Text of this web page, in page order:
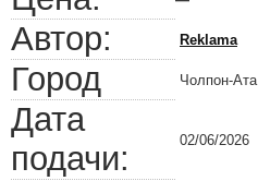
Автор: Reklama
Город Чолпон-Ата
Дата
подачи:
02/06/2026